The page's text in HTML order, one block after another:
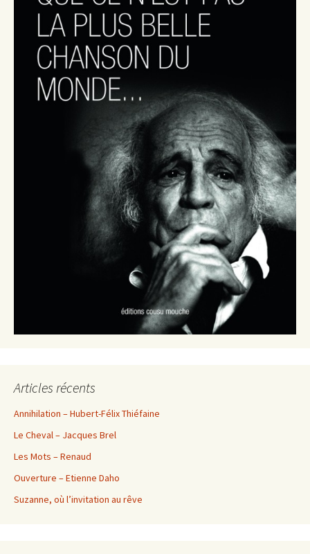
Articles récents
Annihilation – Hubert-Félix Thiéfaine
Le Cheval – Jacques Brel
Les Mots – Renaud
Ouverture – Etienne Daho
Suzanne, où l’invitation au rêve